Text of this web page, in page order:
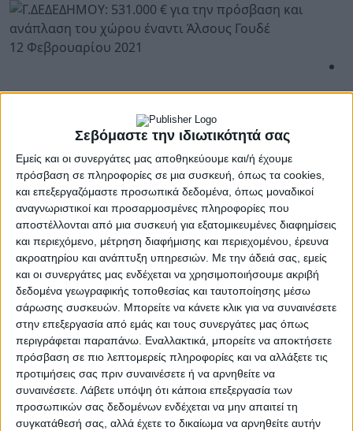
Σεβόμαστε την ιδιωτικότητά σας
Εμείς και οι συνεργάτες μας αποθηκεύουμε και/ή έχουμε
πρόσβαση σε πληροφορίες σε μια συσκευή, όπως τα cookies,
και επεξεργαζόμαστε προσωπικά δεδομένα, όπως μοναδικοί
αναγνωριστικοί και προσαρμοσμένες πληροφορίες που
αποστέλλονται από μια συσκευή για εξατομικευμένες διαφημίσεις
και περιεχόμενο, μέτρηση διαφήμισης και περιεχομένου, έρευνα
ακροατηρίου και ανάπτυξη υπηρεσιών. Με την άδειά σας, εμείς
και οι συνεργάτες μας ενδέχεται να χρησιμοποιήσουμε ακριβή
δεδομένα γεωγραφικής τοποθεσίας και ταυτοποίησης μέσω
σάρωσης συσκευών. Μπορείτε να κάνετε κλικ για να συναινέσετε
στην επεξεργασία από εμάς και τους συνεργάτες μας όπως
περιγράφεται παραπάνω. Εναλλακτικά, μπορείτε να αποκτήσετε
πρόσβαση σε πιο λεπτομερείς πληροφορίες και να αλλάξετε τις
προτιμήσεις σας πριν συναινέσετε ή να αρνηθείτε να
συναινέσετε. Λάβετε υπόψη ότι κάποια επεξεργασία των
προσωπικών σας δεδομένων ενδέχεται να μην απαιτεί τη
συγκατάθεσή σας, αλλά έχετε το δικαίωμα να αρνηθείτε αυτήν
12 Φεβρουαρίου 2021
«Χρηματοδότηση από το Πράσινο Ταμείο του
Δήμου Σπάρτης για υλοποίηση ενός σημαντικού
έργου αστικής αναζωογόνησης»
Με την αριθμ. 205.2/10-2-2021 απόφαση του
Διοικητικού Συμβουλίου του Πράσινου Ταμείου
εντάχθηκε στο Χρηματοδοτικό Πρόγραμμα «Δράσεις
Περιβαλλοντικού Ισοζυγίου» έτους 2020 και
χρηματοδοτείται με ποσό 318.600 € το έργο του Δήμου
Σπάρτης: «Ανάπλαση κοινοχρήστων χώρων έναντι
άλσους Γουδέ».
Ο συνολικός προϋπολογισμός του έργου ανέρχεται σε
531.000 € και ο Δήμος Σπάρτης θα συμβάλλει με ποσό
212.400 € σύμφωνα με τους όρους της πρόσκλησης για
την υλοποίησή του.
Η ενταχθείσα πρόταση του Δήμου μας είχε υποβληθεί
στις 25 Ιανουαρίου 2021.